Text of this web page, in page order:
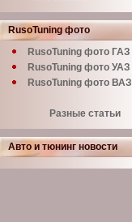
RusoTuning фото
RusoTuning фото ГАЗ
RusoTuning фото УАЗ
RusoTuning фото ВАЗ
Разные статьи
Авто и тюнинг новости